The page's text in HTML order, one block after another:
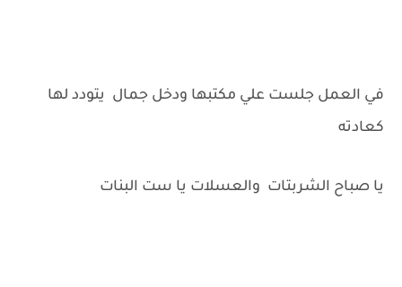
في العمل جلست علي مكتبها ودخل جمال يتودد لها
كعادته
يا صباح الشربتات والعسلات يا ست البنات